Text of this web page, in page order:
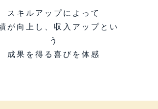
スキルアップによって
が向上し、収入アップとい
う
成果を得る喜びを体感